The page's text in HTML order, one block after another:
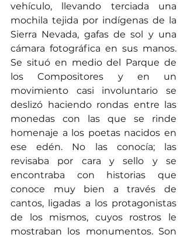
vehículo, llevando terciada una
mochila tejida por indígenas de la
Sierra Nevada, gafas de sol y una
cámara fotográfica en sus manos.
Se situó en medio del Parque de
los Compositores y en un
movimiento casi involuntario se
deslizó haciendo rondas entre las
monedas con las que se rinde
homenaje a los poetas nacidos en
ese edén. No las conocía; las
revisaba por cara y sello y se
encontraba con historias que
conoce muy bien a través de
cantos, ligadas a los protagonistas
de los mismos, cuyos rostros le
mostraban los monumentos. Son